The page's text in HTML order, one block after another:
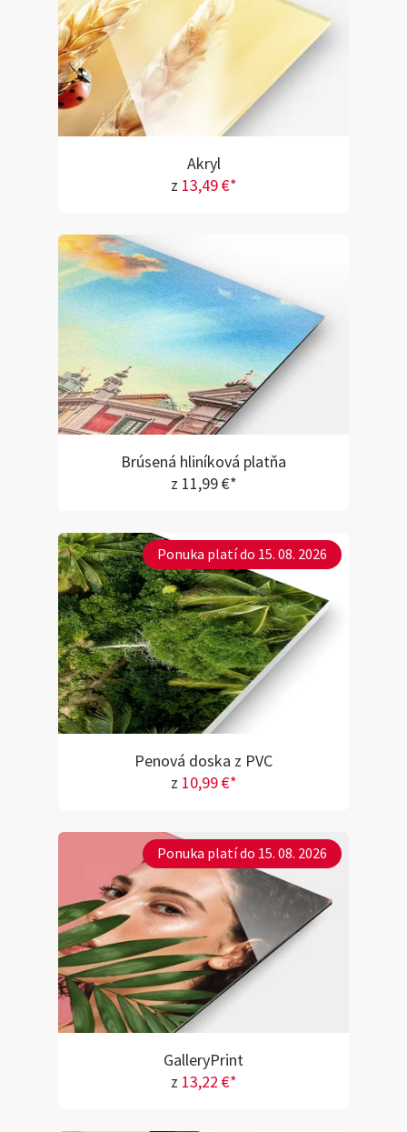
Akryl
z 13,49 €*
Brúsená hliníková platňa
z 11,99 €*
Ponuka platí do 15. 08. 2026
Penová doska z PVC
z 10,99 €*
Ponuka platí do 15. 08. 2026
GalleryPrint
z 13,22 €*